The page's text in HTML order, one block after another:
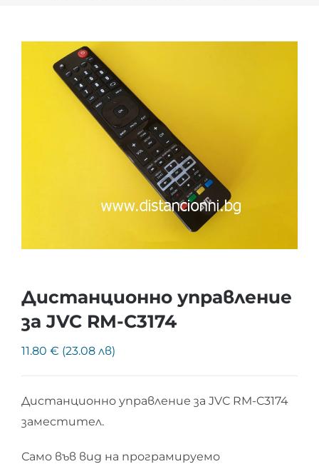
Дистанционно управление
за JVC RM-C3174
11.80 € (23.08 лв)
Дистанционно управление за JVC RM-C3174
заместител.
Само във вид на програмируемо